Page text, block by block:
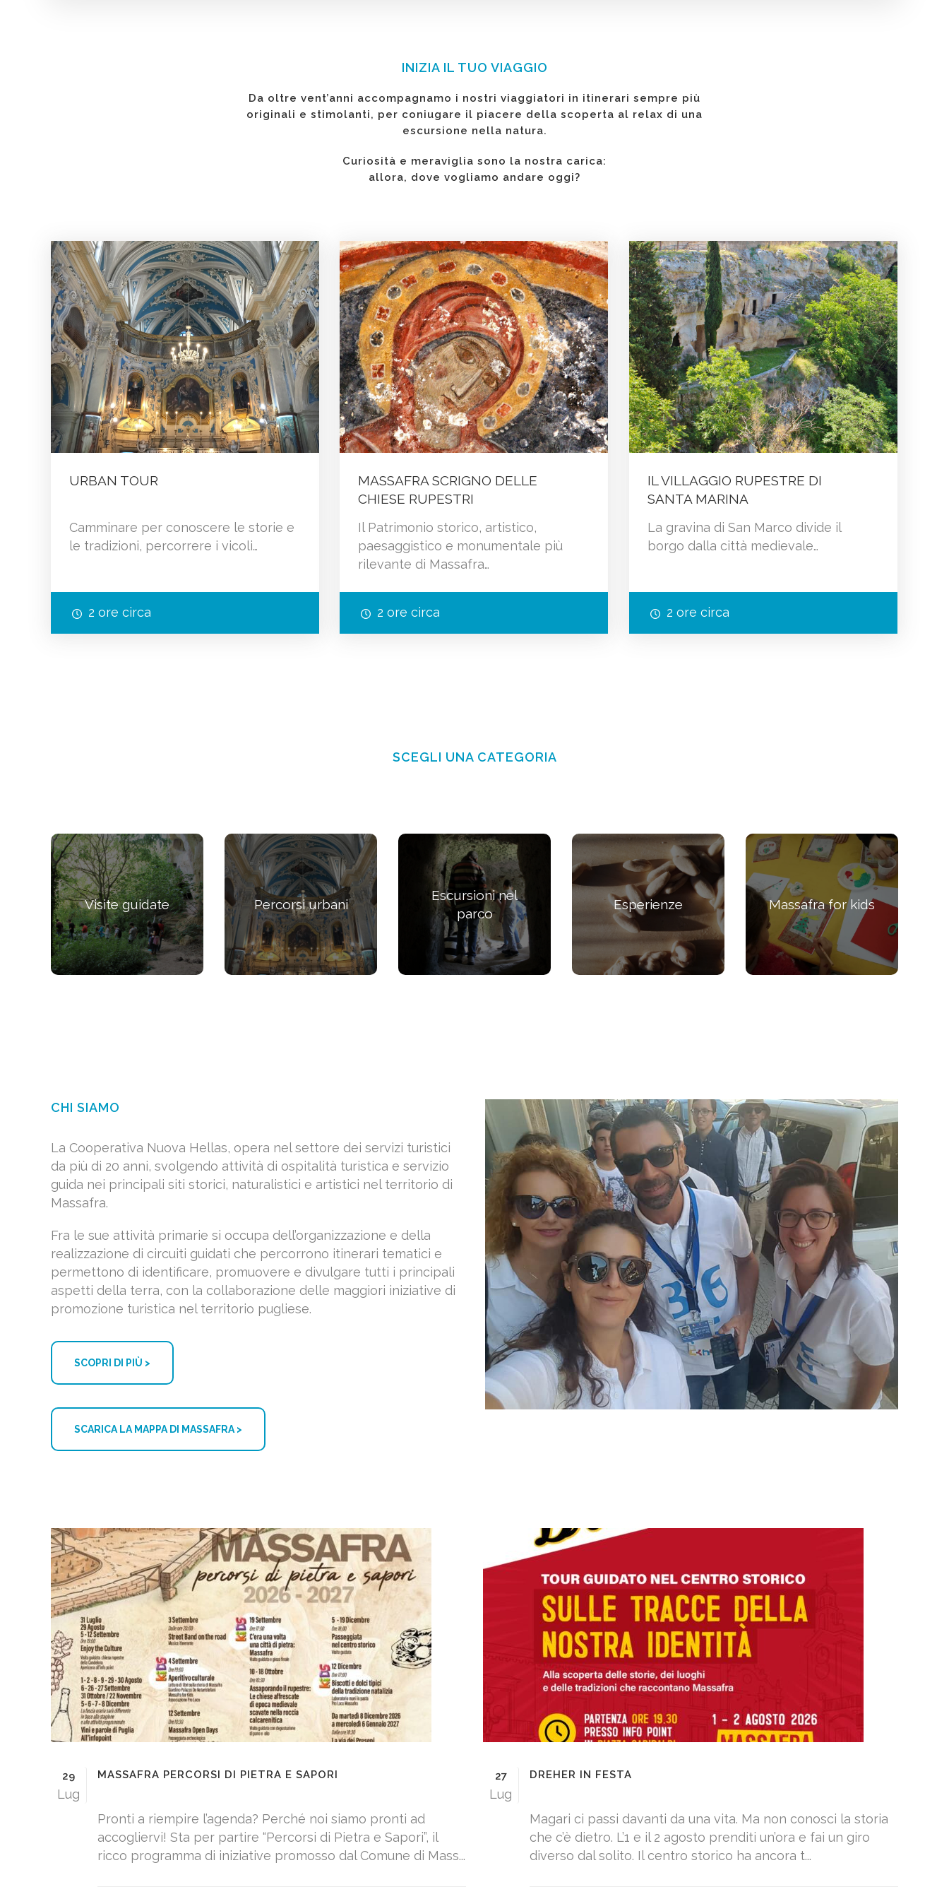
INIZIA IL TUO VIAGGIO
Da oltre vent’anni accompagnamo i nostri viaggiatori in itinerari sempre più
originali e stimolanti, per coniugare il piacere della scoperta al relax di una
escursione nella natura.
Curiosità e meraviglia sono la nostra carica:
allora, dove vogliamo andare oggi?
URBAN TOUR
Camminare per conoscere le storie e
le tradizioni, percorrere i vicoli…
2 ore circa
MASSAFRA SCRIGNO DELLE
CHIESE RUPESTRI
Il Patrimonio storico, artistico,
paesaggistico e monumentale più
rilevante di Massafra…
2 ore circa
IL VILLAGGIO RUPESTRE DI
SANTA MARINA
La gravina di San Marco divide il
borgo dalla città medievale…
2 ore circa
SCEGLI UNA CATEGORIA
Visite guidate Percorsi urbani
Escursioni nel
parco
Esperienze Massafra for kids
CHI SIAMO
La Cooperativa Nuova Hellas, opera nel settore dei servizi turistici
da più di 20 anni, svolgendo attività di ospitalità turistica e servizio
guida nei principali siti storici, naturalistici e artistici nel territorio di
Massafra.
Fra le sue attività primarie si occupa dell’organizzazione e della
realizzazione di circuiti guidati che percorrono itinerari tematici e
permettono di identificare, promuovere e divulgare tutti i principali
aspetti della terra, con la collaborazione delle maggiori iniziative di
promozione turistica nel territorio pugliese.
SCOPRI DI PIÙ >
SCARICA LA MAPPA DI MASSAFRA >
29
Lug
MASSAFRA PERCORSI DI PIETRA E SAPORI
Pronti a riempire l’agenda? Perché noi siamo pronti ad
accogliervi! Sta per partire “Percorsi di Pietra e Sapori”, il
ricco programma di iniziative promosso dal Comune di Mass...
27
Lug
DREHER IN FESTA
Magari ci passi davanti da una vita. Ma non conosci la storia
che c’è dietro. L’1 e il 2 agosto prenditi un’ora e fai un giro
diverso dal solito. Il centro storico ha ancora t...